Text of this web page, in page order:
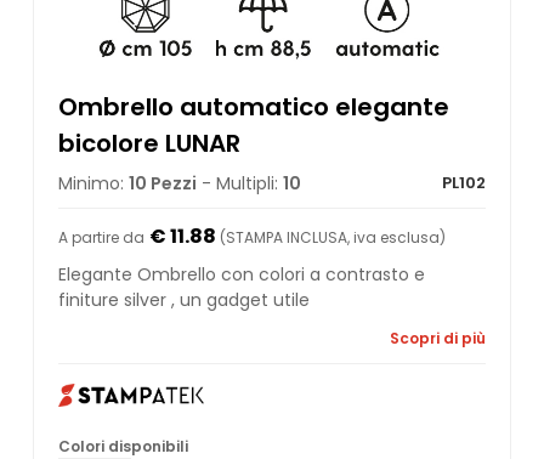
Ombrello automatico elegante
bicolore LUNAR
Minimo: 10 Pezzi - Multipli: 10 PL102
A partire da € 11.88 (STAMPA INCLUSA, iva esclusa)
Elegante Ombrello con colori a contrasto e
finiture silver , un gadget utile
Scopri di più
Colori disponibili